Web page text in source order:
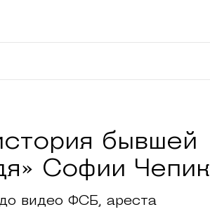
бывшей
Софии Чепик
видео ФСБ, ареста